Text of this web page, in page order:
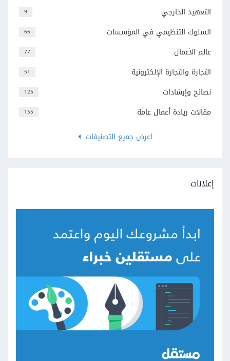
9 التعهيد الخارجي
66 السلوك التنظيمي في المؤسسات
77 عالم الأعمال
51 التجارة والتجارة الإلكترونية
125 نصائح وإرشادات
155
مقالات ريادة أعمال عامة
اعرض جميع التصنيفات
إعلانات